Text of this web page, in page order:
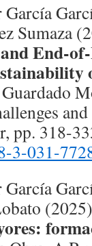
Sumaza
End-
pp. 318-
3-031-